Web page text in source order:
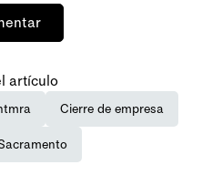
artículo
Cierre de empresa